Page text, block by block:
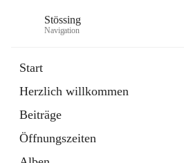
Stössing
Navigation
Start
Herzlich willkommen
Beiträge
Öffnungszeiten
Datei
in
Tab
Kindergarten
öffnet
in